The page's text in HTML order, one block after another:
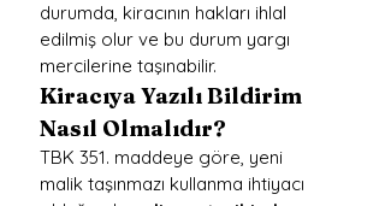
durumda, kiracının hakları ihlal
edilmiş olur ve bu durum yargı
mercilerine taşınabilir.
Kiracıya Yazılı Bildirim
Nasıl Olmalıdır?
TBK 351. maddeye göre, yeni
malik taşınmazı kullanma ihtiyacı